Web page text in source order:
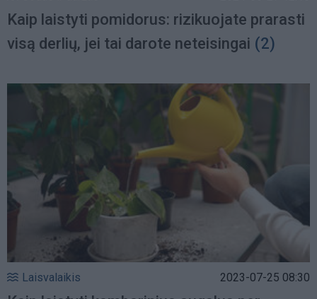
Kaip laistyti pomidorus: rizikuojate prarasti
visą derlių, jei tai darote neteisingai (2)
Laisvalaikis 2023-07-25 08:30